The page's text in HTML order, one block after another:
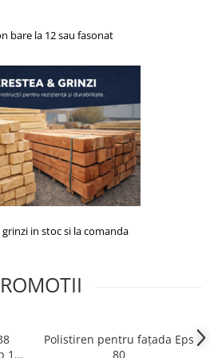
bare la 12 sau fasonat
grinzi in stoc si la comanda
16
Polistiren pentru fațada Eps
80